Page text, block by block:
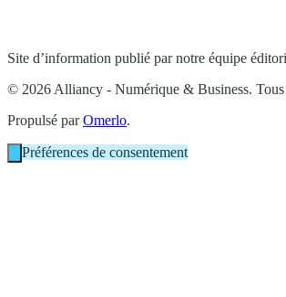
Site d’information publié par notre équipe
© 2026 Alliancy - Numérique & Business. Tous
Propulsé parOmerlo.
Préférences de consentement